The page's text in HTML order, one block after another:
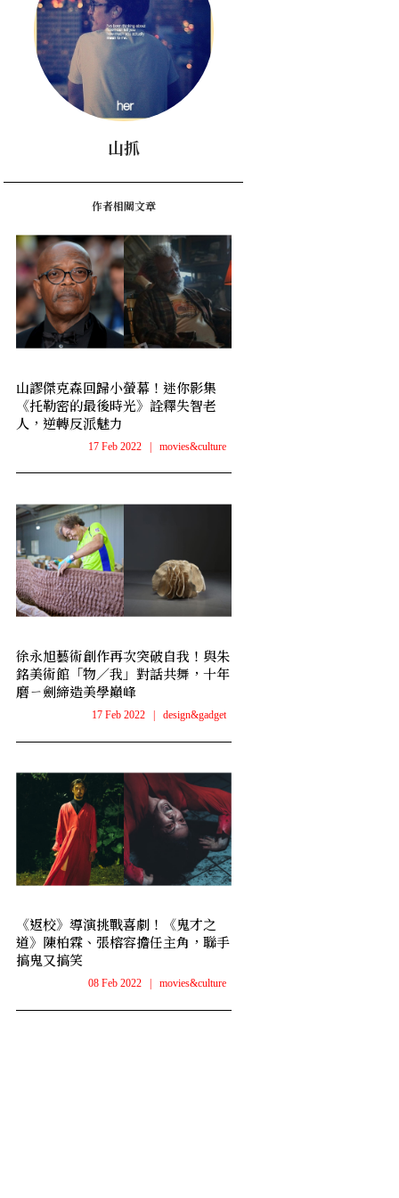
山抓
作者相關文章
山謬傑克森回歸小螢幕！迷你影集
《托勒密的最後時光》詮釋失智老
人，逆轉反派魅力
17 Feb 2022 | movies&culture
徐永旭藝術創作再次突破自我！與朱
銘美術館「物／我」對話共舞，十年
磨ㄧ劍締造美學巔峰
17 Feb 2022 design&gadget
《返校》導演挑戰喜劇！《鬼才之
道》陳柏霖、張榕容擔任主角，聯手
搞鬼又搞笑
08 Feb 2022 movies&culture